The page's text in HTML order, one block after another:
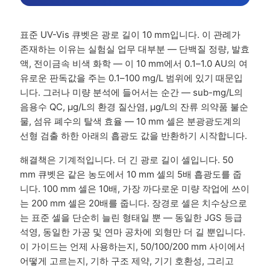
표준 UV-Vis 큐벳은 광로 길이 10 mm입니다. 이 관례가
존재하는 이유는 실험실 업무 대부분 — 단백질 정량, 발효
액, 전이금속 비색 화학 — 이 10 mm에서 0.1–1.0 AU의 여
유로운 판독값을 주는 0.1–100 mg/L 범위에 있기 때문입
니다. 그러나 미량 분석에 들어서는 순간 — sub-mg/L의
음용수 QC, µg/L의 환경 질산염, µg/L의 잔류 의약품 불순
물, 섬유 폐수의 탈색 효율 — 10 mm 셀은 분광광도계의
선형 검출 하한 아래의 흡광도 값을 반환하기 시작합니다.
해결책은 기계적입니다. 더 긴 광로 길이 셀입니다. 50
mm 큐벳은 같은 농도에서 10 mm 셀의 5배 흡광도를 줍
니다. 100 mm 셀은 10배, 가장 까다로운 미량 작업에 쓰이
는 200 mm 셀은 20배를 줍니다. 장경로 셀은 치수상으로
는 표준 셀을 단순히 늘린 형태일 뿐 — 동일한 JGS 등급
석영, 동일한 가공 및 연마 공차에 외형만 더 길 뿐입니다.
이 가이드는 언제 사용하는지, 50/100/200 mm 사이에서
어떻게 고르는지, 기하 구조 제약, 기기 호환성, 그리고